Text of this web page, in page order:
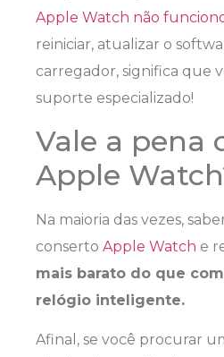
Apple Watch não
reiniciar, atualizar o
carregador, significa que
suporte especializado!
Vale a pena
Apple
Na maioria das vezes,
conserto Apple Watch e
mais barato do que
relógio inteligente.
Afinal, se você procurar